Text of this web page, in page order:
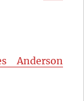
Anderson